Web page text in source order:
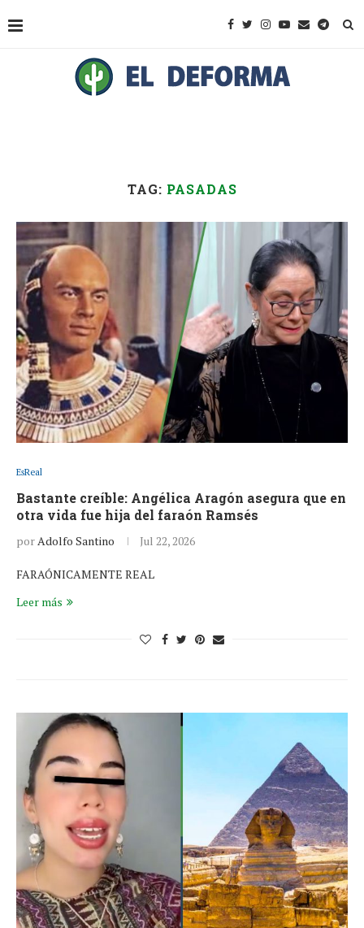
TAG: PASADAS
EsReal
Bastante creíble: Angélica Aragón asegura que en
otra vida fue hija del faraón Ramsés
porAdolfo Santino Jul 22, 2026
FARAÓNICAMENTE REAL
Leer más